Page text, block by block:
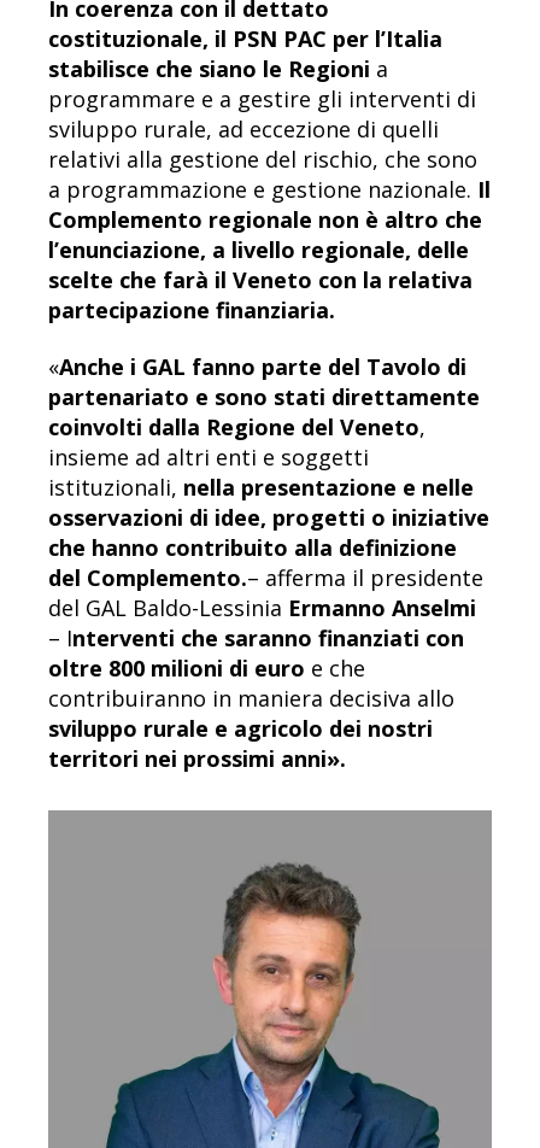
In coerenza con il dettato
costituzionale, il PSN PAC per l’Italia
stabilisce che siano le Regioni a
programmare e a gestire gli interventi di
sviluppo rurale, ad eccezione di quelli
relativi alla gestione del rischio, che sono
a programmazione e gestione nazionale. Il
Complemento regionale non è altro che
l’enunciazione, a livello regionale, delle
scelte che farà il Veneto con la relativa
partecipazione finanziaria.
«Anche i GAL fanno parte del Tavolo di
partenariato e sono stati direttamente
coinvolti dalla Regione del Veneto,
insieme ad altri enti e soggetti
istituzionali, nella presentazione e nelle
osservazioni di idee, progetti o iniziative
che hanno contribuito alla definizione
del Complemento.– afferma il presidente
del GAL Baldo-Lessinia Ermanno Anselmi
– Interventi che saranno finanziati con
oltre 800 milioni di euro e che
contribuiranno in maniera decisiva allo
sviluppo rurale e agricolo dei nostri
territori nei prossimi anni».